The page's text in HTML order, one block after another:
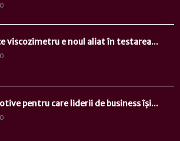
0
viscozimetru e noul aliat în testarea...
0
pentru care liderii de business își...
0